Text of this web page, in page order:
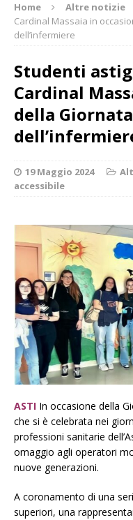
Home Altre notizie
Cardinal Massaia in
dell’infermiere
Studenti
Cardinal
della
19 Maggio 2024
accessibile
ASTI In occasione della
che si è celebrata nei
professioni sanitarie
omaggio agli operatori
nuove generazioni.
A coronamento di una
superiori, una